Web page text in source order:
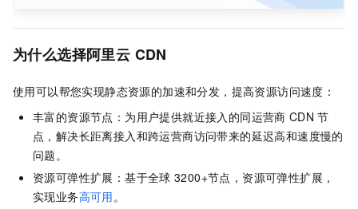
为什么选择阿里云 CDN
使用可以帮您实现静态资源的加速和分发，提高资源访问速度：
丰富的资源节点：为用户提供就近接入的同运营商 CDN 节
点，解决长距离接入和跨运营商访问带来的延迟高和速度慢的
问题。
资源可弹性扩展：基于全球 3200+节点，资源可弹性扩展，
实现业务高可用 。